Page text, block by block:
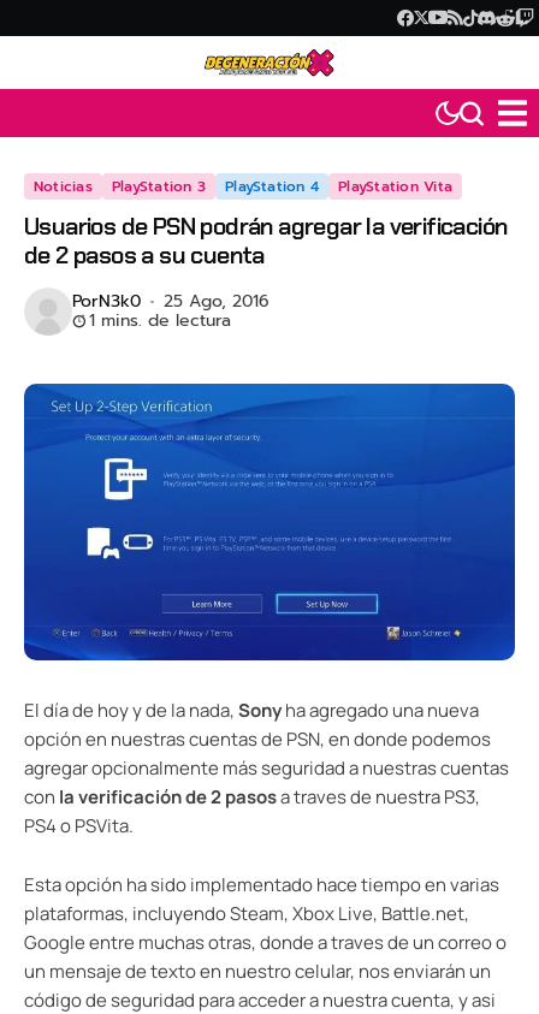
Noticias PlayStation 3 PlayStation 4 PlayStation Vita
Usuarios de PSN podrán agregar la verificación
de 2 pasos a su cuenta
PorN3k0 25 Ago, 2016
1 mins. de lectura
El día de hoy y de la nada,Sonyha agregado una nueva
opción en nuestras cuentas de PSN, en donde podemos
agregar opcionalmente más seguridad a nuestras cuentas
con la verificación de 2 pasosa traves de nuestra PS3,
PS4 o PSVita.
Esta opción ha sido implementado hace tiempo en varias
plataformas, incluyendo Steam, Xbox Live, Battle.net,
Google entre muchas otras, donde a traves de un correo o
un mensaje de texto en nuestro celular, nos enviarán un
código de seguridad para acceder a nuestra cuenta, y asi